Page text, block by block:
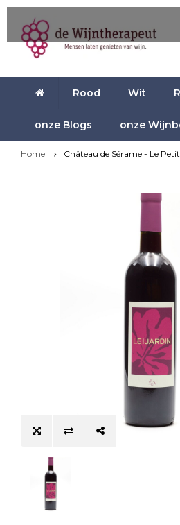
Rood Wit
onze Blogs onze
Home Château de Sérame - Le